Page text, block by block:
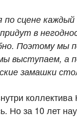
сцене каждый
в
Поэтому мы
выступаем,
замашки
Но за 10 лет